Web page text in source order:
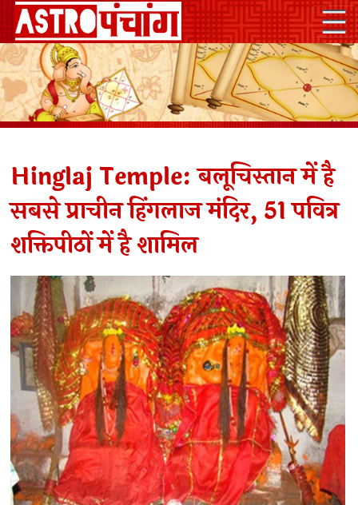
Hinglaj Temple: बलूचिस्तान में है
सबसे प्राचीन हिंगलाज मंदिर, 51 पवित्र
शक्तिपीठों में है शामिल